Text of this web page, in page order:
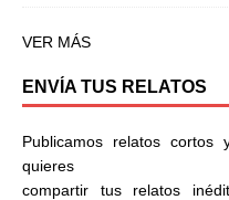
VER MÁS
ENVÍA TUS RELATOS
Publicamos relatos
quieres
compartir tus relatos